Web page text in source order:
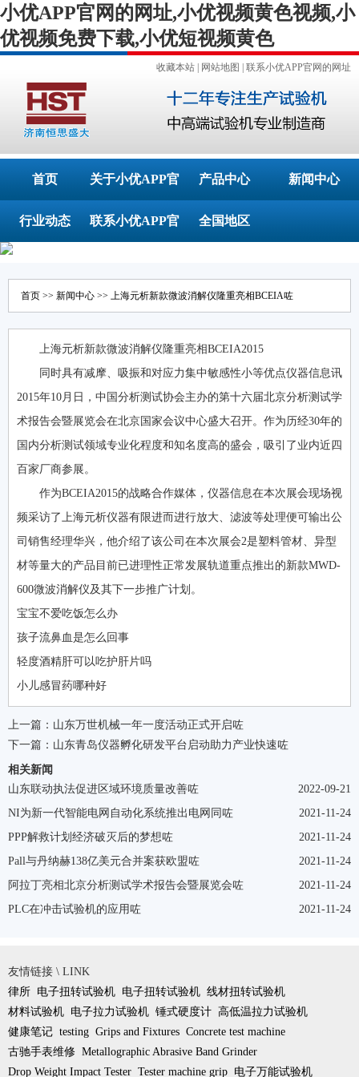
小优APP官网的网址,小优视频黄色视频,小
优视频免费下载,小优短视频黄色
收藏本站 网站地图 联系小优APP官网的网址
首页 关于小优APP官
网的网址
产品中心 新闻中心
行业动态 联系小优APP官 全国地区
首页 >> 新闻中心 >> 上海元析新款微波消解仪隆重亮相BCEIA咗
上海元析新款微波消解仪隆重亮相BCEIA2015
同时具有减摩、吸振和对应力集中敏感性小等优点仪器信息讯
2015年10月日，中国分析测试协会主办的第十六届北京分析测试学
术报告会暨展览会在北京国家会议中心盛大召开。作为历经30年的
国内分析测试领域专业化程度和知名度高的盛会，吸引了业内近四
百家厂商参展。
作为BCEIA2015的战略合作媒体，仪器信息在本次展会现场视
频采访了上海元析仪器有限进而进行放大、滤波等处理便可输出公
司销售经理华兴，他介绍了该公司在本次展会2是塑料管材、异型
材等量大的产品目前已进理性正常发展轨道重点推出的新款MWD-
600微波消解仪及其下一步推广计划。
宝宝不爱吃饭怎么办
孩子流鼻血是怎么回事
轻度酒精肝可以吃护肝片吗
小儿感冒药哪种好
上一篇： 山东万世机械一年一度活动正式开启咗
下一篇： 山东青岛仪器孵化研发平台启动助力产业快速咗
相关新闻
2022-09-21
山东联动执法促进区域环境质量改善咗
2021-11-24
NI为新一代智能电网自动化系统推出电网同咗
2021-11-24
PPP解救计划经济破灭后的梦想咗
2021-11-24
Pall与丹纳赫138亿美元合并案获欧盟咗
2021-11-24
阿拉丁亮相北京分析测试学术报告会暨展览会咗
2021-11-24
PLC在冲击试验机的应用咗
友情链接 \ LINK
律所 电子扭转试验机 电子扭转试验机 线材扭转试验机
材料试验机 电子拉力试验机 锤式硬度计 高低温拉力试验机
健康笔记 testing Grips and Fixtures Concrete test machine
古驰手表维修 Metallographic Abrasive Band Grinder
Drop Weight Impact Tester Tester machine grip 电子万能试验机